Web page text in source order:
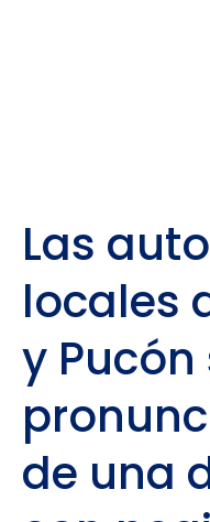
Las
locales
y Pucón
de una